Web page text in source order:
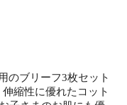
のブリーフ3枚セット
縮性に優れたコット